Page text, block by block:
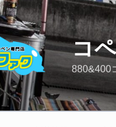
コ
880&400